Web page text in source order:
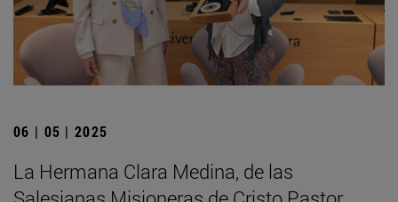
06 | 05 | 2025
La Hermana Clara Medina, de las